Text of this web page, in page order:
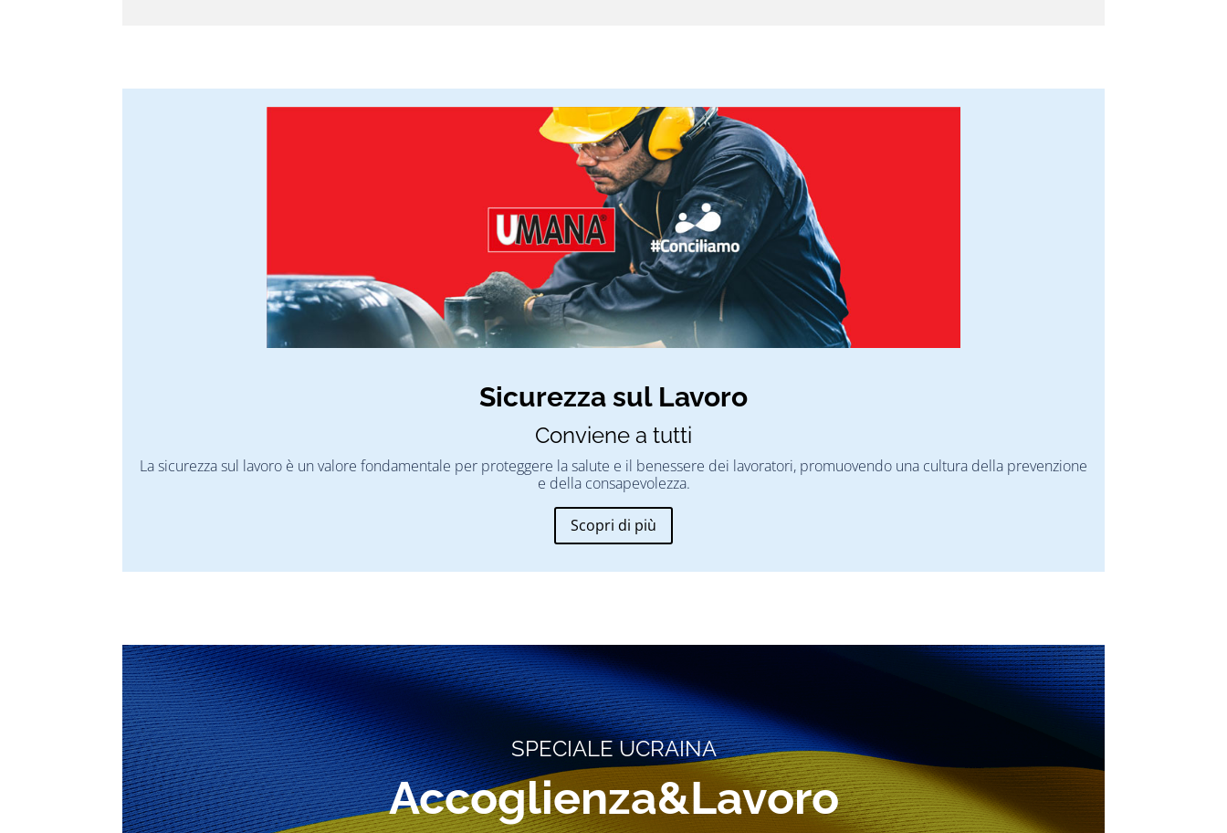
Sicurezza sul Lavoro
Conviene a tutti
La sicurezza sul lavoro è un valore fondamentale per proteggere la salute e il benessere dei lavoratori, promuovendo una cultura della prevenzione
e della consapevolezza.
Scopri di più
SPECIALE UCRAINA
Accoglienza&Lavoro